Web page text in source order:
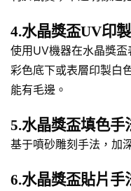
4.水晶獎盃UV印
使用UV機器在水晶獎
彩色底下或表層印製白
能有毛邊。
5.水晶獎盃填色手
基于噴砂雕刻手法，加
6.水晶獎盃貼片手